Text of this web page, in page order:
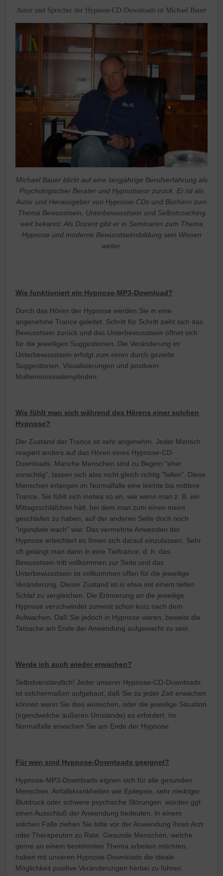
Autor und Sprecher der Hypnose-CD-Downloads ist Michael Bauer
Michael Bauer blickt auf eine langjährige Berufserfahrung als
Psychologischer Berater und Hypnotiseur zurück. Er ist als
Autor und Herausgeber von Hypnose-CDs und Büchern zum
Thema Bewusstsein, Unterbewusstsein und Selbstcoaching
weit bekannt. Als Dozent gibt er in Seminaren zum Thema
Hypnose und moderne Bewusstseinsbildung sein Wissen
weiter.
Wie funktioniert ein Hypnose-MP3-Download?
Durch das Hören der Hypnose werden Sie in eine
angenehme Trance geleitet. Schritt für Schritt zieht sich das
Bewusstsein zurück und das Unterbewusstsein öffnet sich
für die jeweiligen Suggestionen. Die Veränderung im
Unterbewusstsein erfolgt zum einen durch gezielte
Suggestionen, Visualisierungen und positvem
Multiemonionalempfinden.
Wie fühlt man sich während des Hörens einer solchen
Hypnose?
Der Zustand der Trance ist sehr angenehm. Jeder Mensch
reagiert anders auf das Hören eines Hypnose-CD-
Downloads. Manche Menschen sind zu Beginn "eher
vorsichtig", lassen sich also nicht gleich richtig "fallen". Diese
Menschen erlangen im Normalfalle eine leichte bis mittlere
Trance. Sie fühlt sich inetwa so an, wie wenn man z. B. ein
Mittagsschläfchen hält, bei dem man zum einen meint
geschlafen zu haben, auf der anderen Seite doch noch
"irgendwie wach" war. Das vermehrte Anwenden der
Hypnose erleichtert es Ihnen sich darauf einzulassen. Sehr
oft gelangt man dann in eine Tieftrance, d. h. das
Bewusstsein tritt vollkommen zur Seite und das
Unterbewusstsein ist vollkommen offen für die jeweilige
Veränderung. Dieser Zustand ist in etwa mit einem tiefen
Schlaf zu vergleichen. Die Erinnerung an die jeweilige
Hypnose verschwindet zumeist schon kurz nach dem
Aufwachen. Daß Sie jedoch in Hypnose waren, beweist die
Tatsache am Ende der Anwendung aufgewacht zu sein.
Werde ich auch wieder erwachen?
Selbstverständlich! Jeder unserer Hypnose-CD-Downloads
ist solchermaßen aufgebaut, daß Sie zu jeder Zeit erwachen
können wenn Sie dies wünschen, oder die jeweilige Situation
(irgendwelche äußeren Umstände) es erfordert. Im
Normalfalle erwachen Sie am Ende der Hypnose.
Für wen sind Hypnose-Downloads geeignet?
Hypnose-MP3-Downloads eignen sich für alle gesunden
Menschen. Anfallskrankheiten wie Epilepsie, sehr niedriger
Blutdruck oder schwere psychische Störungen würden ggf.
einen Ausschluß der Anwendung bedeuten. In einem
solchen Falle ziehen Sie bitte vor der Anwendung Ihren Arzt
oder Therapeuten zu Rate. Gesunde Menschen, welche
gerne an einem bestimmten Thema arbeiten möchten,
haben mit unseren Hypnose-Downloads die ideale
Möglichkeit positive Veränderungen herbei zu führen.